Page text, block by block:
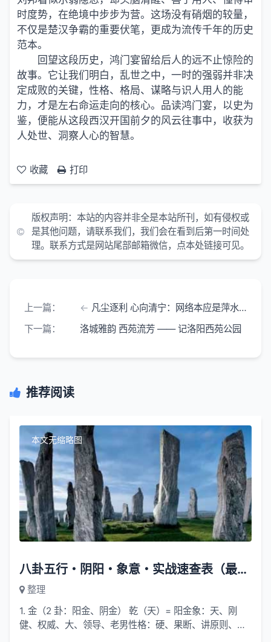
时度势，在绝境中步步为营。这场没有硝烟的较量，
不仅是楚汉争霸的重要伏笔，更成为流传千年的历史
范本。
回望这段历史，鸿门宴留给后人的远不止惊险的
故事。它让我们明白，乱世之中，一时的强弱并非决
定成败的关键，性格、格局、谋略与识人用人的能
力，才是左右命运走向的核心。品读鸿门宴，以史为
鉴，便能从这段西汉开国前夕的风云往事中，收获为
人处世、洞察人心的智慧。
收藏 打印
版权声明： 本站的内容并非全是本站所刊，如有侵权或
是其他问题，请联系我们，我们会在看到后第一时间处
理。联系方式是网站尾部邮箱微信，点本处链接可见。
上一篇：
凡尘逐利 心向清宁：网络本应是萍水相逢 以心相交的方寸天地
下一篇：
洛城雅韵 西苑流芳 —— 记洛阳西苑公园
推荐阅读
本文无缩略图
八卦五行・阴阳・象意・实战速查表（最关键）
整理
1. 金（2 卦：阳金、阴金） 乾（天）= 阳金象：天、刚
健、权威、大、领导、老男性格：硬、果断、讲原则、霸